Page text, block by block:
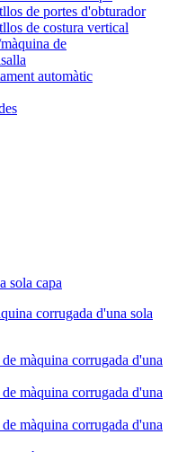
de portes d'obturador
de costura vertical
de
automàtic
sola capa